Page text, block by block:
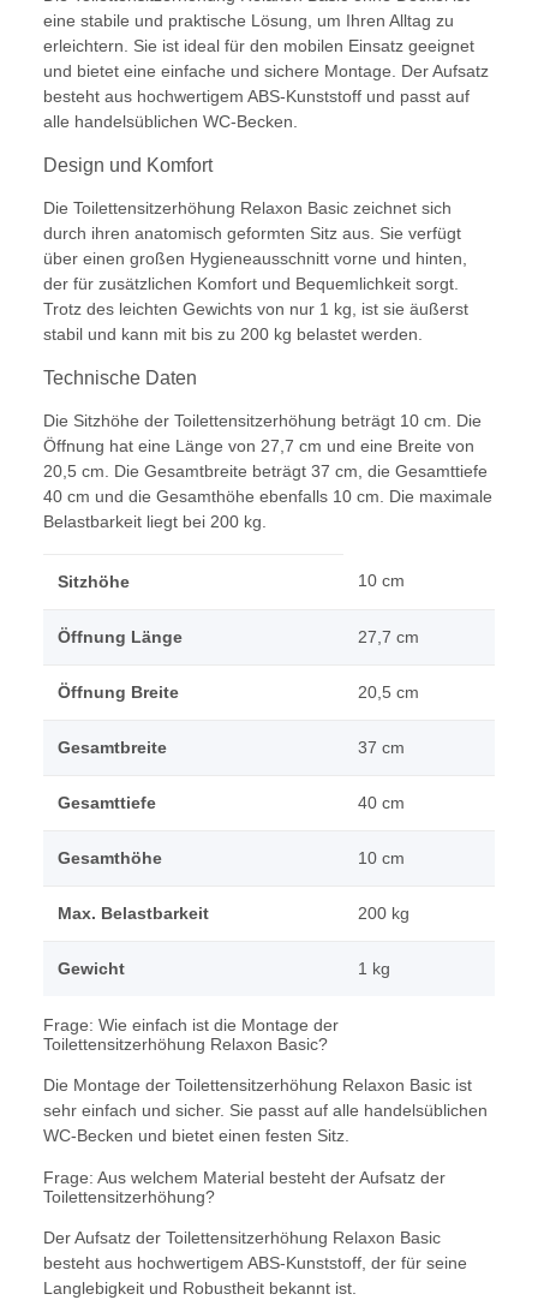
eine stabile und praktische Lösung, um Ihren Alltag zu
erleichtern. Sie ist ideal für den mobilen Einsatz geeignet
und bietet eine einfache und sichere Montage. Der Aufsatz
besteht aus hochwertigem ABS-Kunststoff und passt auf
alle handelsüblichen WC-Becken.
Design und Komfort
Die Toilettensitzerhöhung Relaxon Basic zeichnet sich
durch ihren anatomisch geformten Sitz aus. Sie verfügt
über einen großen Hygieneausschnitt vorne und hinten,
der für zusätzlichen Komfort und Bequemlichkeit sorgt.
Trotz des leichten Gewichts von nur 1 kg, ist sie äußerst
stabil und kann mit bis zu 200 kg belastet werden.
Technische Daten
Die Sitzhöhe der Toilettensitzerhöhung beträgt 10 cm. Die
Öffnung hat eine Länge von 27,7 cm und eine Breite von
20,5 cm. Die Gesamtbreite beträgt 37 cm, die Gesamttiefe
40 cm und die Gesamthöhe ebenfalls 10 cm. Die maximale
Belastbarkeit liegt bei 200 kg.
Sitzhöhe 10 cm
Öffnung Länge 27,7 cm
Öffnung Breite 20,5 cm
Gesamtbreite 37 cm
Gesamttiefe 40 cm
Gesamthöhe 10 cm
Max. Belastbarkeit 200 kg
Gewicht 1 kg
Frage: Wie einfach ist die Montage der
Toilettensitzerhöhung Relaxon Basic?
Die Montage der Toilettensitzerhöhung Relaxon Basic ist
sehr einfach und sicher. Sie passt auf alle handelsüblichen
WC-Becken und bietet einen festen Sitz.
Frage: Aus welchem Material besteht der Aufsatz der
Toilettensitzerhöhung?
Der Aufsatz der Toilettensitzerhöhung Relaxon Basic
besteht aus hochwertigem ABS-Kunststoff, der für seine
Langlebigkeit und Robustheit bekannt ist.